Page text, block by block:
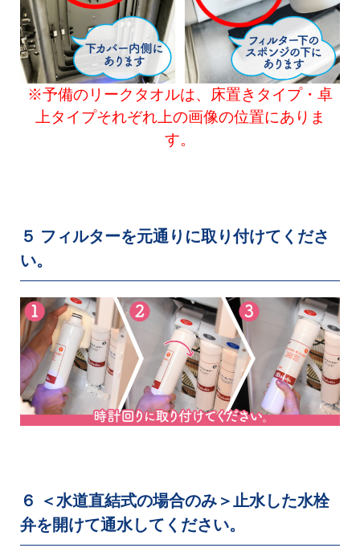
※予備のリークタオルは、床置きタイプ・卓
上タイプそれぞれ上の画像の位置にありま
す。
５ フィルターを元通りに取り付けてくださ
い。
６ ＜水道直結式の場合のみ＞止水した水栓
弁を開けて通水してください。